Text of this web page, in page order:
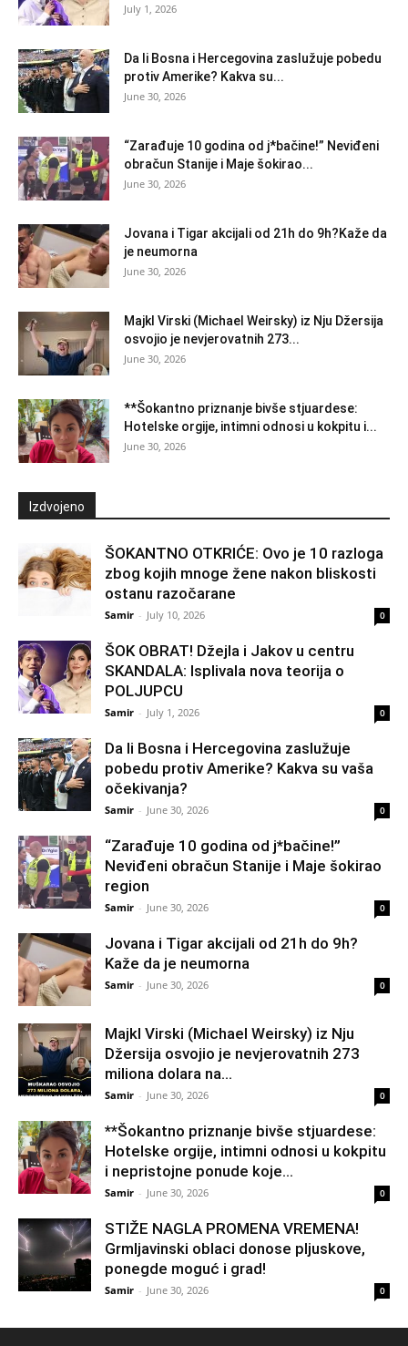
July 1, 2026
Da li Bosna i Hercegovina zaslužuje pobedu
protiv Amerike? Kakva su...
June 30, 2026
“Zarađuje 10 godina od j*bačine!” Neviđeni
obračun Stanije i Maje šokirao...
June 30, 2026
Jovana i Tigar akcijali od 21h do 9h?Kaže da
je neumorna
June 30, 2026
Majkl Virski (Michael Weirsky) iz Nju Džersija
osvojio je nevjerovatnih 273...
June 30, 2026
**Šokantno priznanje bivše stjuardese:
Hotelske orgije, intimni odnosi u kokpitu i...
June 30, 2026
Izdvojeno
ŠOKANTNO OTKRIĆE: Ovo je 10 razloga
zbog kojih mnoge žene nakon bliskosti
ostanu razočarane
Samir - July 10, 2026 0
ŠOK OBRAT! Džejla i Jakov u centru
SKANDALA: Isplivala nova teorija o
POLJUPCU
Samir - July 1, 2026 0
Da li Bosna i Hercegovina zaslužuje
pobedu protiv Amerike? Kakva su vaša
očekivanja?
Samir - June 30, 2026 0
“Zarađuje 10 godina od j*bačine!”
Neviđeni obračun Stanije i Maje šokirao
region
Samir - June 30, 2026 0
Jovana i Tigar akcijali od 21h do 9h?
Kaže da je neumorna
Samir - June 30, 2026 0
Majkl Virski (Michael Weirsky) iz Nju
Džersija osvojio je nevjerovatnih 273
miliona dolara na...
Samir - June 30, 2026 0
**Šokantno priznanje bivše stjuardese:
Hotelske orgije, intimni odnosi u kokpitu
i nepristojne ponude koje...
Samir - June 30, 2026 0
STIŽE NAGLA PROMENA VREMENA!
Grmljavinski oblaci donose pljuskove,
ponegde moguć i grad!
Samir - June 30, 2026 0